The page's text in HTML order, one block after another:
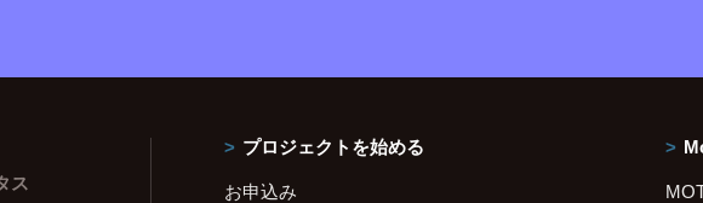
ス
プロジェクトを始める
お申込み